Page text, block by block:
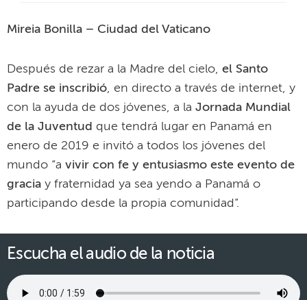
Mireia Bonilla – Ciudad del Vaticano
Después de rezar a la Madre del cielo, el Santo
Padre se inscribió, en directo a través de internet, y
con la ayuda de dos jóvenes, a la Jornada Mundial
de la Juventud que tendrá lugar en Panamá en
enero de 2019 e invitó a todos los jóvenes del
mundo “a vivir con fe y entusiasmo este evento de
gracia y fraternidad ya sea yendo a Panamá o
participando desde la propia comunidad”.
Escucha el audio de la noticia